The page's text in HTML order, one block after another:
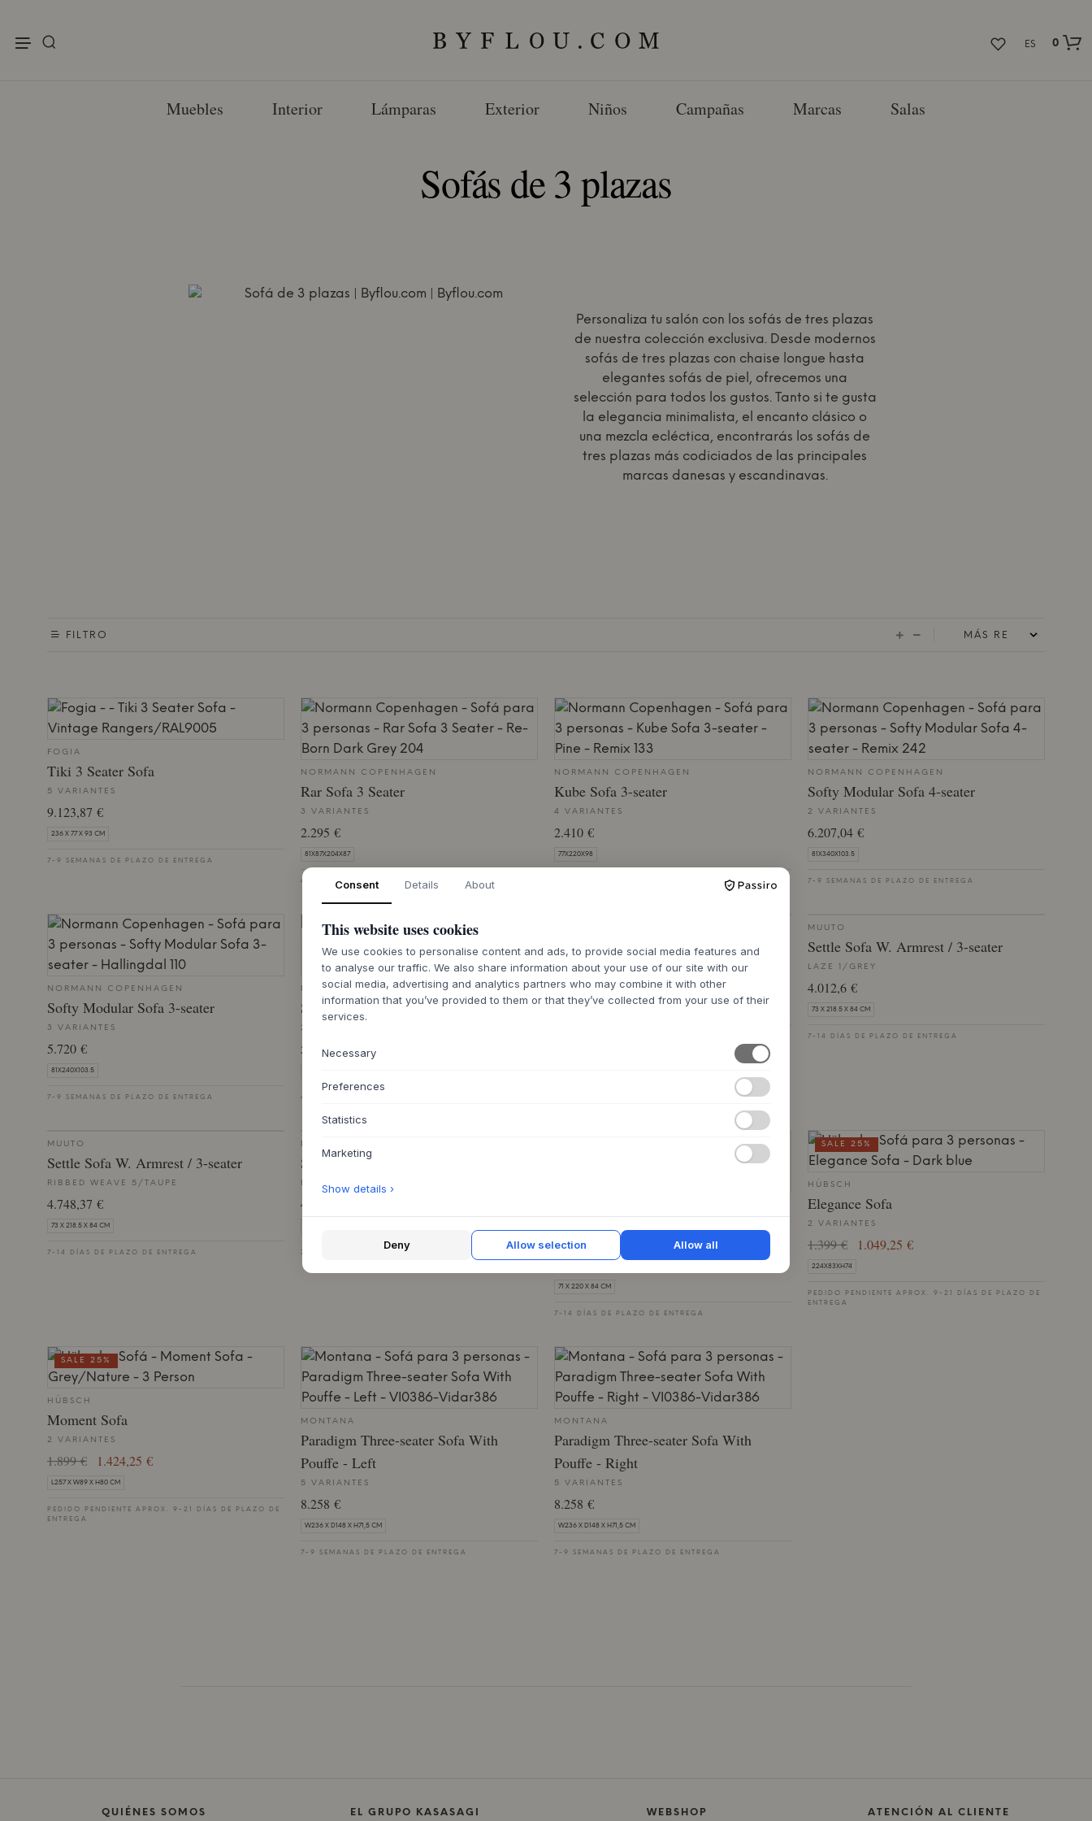
ES
0
Muebles Interior Lámparas Exterior Niños Campañas Marcas Salas
Sofás de 3 plazas
Personaliza tu salón con los sofás de tres plazas
de nuestra colección exclusiva. Desde modernos
sofás de tres plazas con chaise longue hasta
elegantes sofás de piel, ofrecemos una
selección para todos los gustos. Tanto si te gusta
la elegancia minimalista, el encanto clásico o
una mezcla ecléctica, encontrarás los sofás de
tres plazas más codiciados de las principales
marcas danesas y escandinavas.
FILTRO
FOGIA
Tiki 3 Seater Sofa
5 VARIANTES
9.123,87 €
236 X 77 X 93 CM
7-9 SEMANAS DE PLAZO DE ENTREGA
NORMANN COPENHAGEN
Rar Sofa 3 Seater
3 VARIANTES
2.295 €
81X87X204X87
4-6 SEMANAS DE PLAZO DE ENTREGA
NORMANN COPENHAGEN
Kube Sofa 3-seater
4 VARIANTES
2.410 €
77X220X98
NORMANN COPENHAGEN
Softy Modular Sofa 4-seater
2 VARIANTES
6.207,04 €
81X340X103.5
7-9 SEMANAS DE PLAZO DE ENTREGA
NORMANN COPENHAGEN
Softy Modular Sofa 3-seater
3 VARIANTES
5.720 €
81X240X103.5
7-9 SEMANAS DE PLAZO DE ENTREGA
NORMANN COPENHAGEN
Swell Modular Sofa 3-seater
2 VARIANTES
5.335 €
4-6 SEMANAS DE PLAZO DE ENTREGA
Rest Sofa / 3,5-seater
HEARTH 6/BLACK - 3-SEATER
5.350,36 €
MUUTO
Settle Sofa W. Armrest / 3-seater
LAZE 1/GREY
4.012,6 €
73 X 218.5 X 84 CM
7-14 DÍAS DE PLAZO DE ENTREGA
MUUTO
Settle Sofa W. Armrest / 3-seater
RIBBED WEAVE 5/TAUPE
4.748,37 €
73 X 218.5 X 84 CM
7-14 DÍAS DE PLAZO DE ENTREGA
Settle Sofa W. Armrest / 3-seater
4.748,37 €
7-14 DÍAS DE PLAZO DE ENTREGA
Outline Sofa / 3-seater
3 VARIANTES
3.544,39 €
71 X 220 X 84 CM
7-14 DÍAS DE PLAZO DE ENTREGA
HÜBSCH
Elegance Sofa
2 VARIANTES
1.399 € 1.049,25 €
224X83XH74
PEDIDO PENDIENTE APROX. 9-21 DÍAS DE PLAZO DE
ENTREGA
SALE 25%
HÜBSCH
Moment Sofa
2 VARIANTES
1.899 € 1.424,25 €
L257 X W89 X H80 CM
PEDIDO PENDIENTE APROX. 9-21 DÍAS DE PLAZO DE
ENTREGA
SALE 25%
MONTANA
Paradigm Three-seater Sofa With
Pouffe - Left
5 VARIANTES
8.258 €
W236 X D148 X H71,5 CM
7-9 SEMANAS DE PLAZO DE ENTREGA
MONTANA
Paradigm Three-seater Sofa With
Pouffe - Right
5 VARIANTES
8.258 €
W236 X D148 X H71,5 CM
7-9 SEMANAS DE PLAZO DE ENTREGA
QUIÉNES SOMOS EL GRUPO KASASAGI WEBSHOP ATENCIÓN AL CLIENTE
Consent Details About
This website uses cookies
We use cookies to personalise content and ads, to provide social media features and
to analyse our traffic. We also share information about your use of our site with our
social media, advertising and analytics partners who may combine it with other
information that you’ve provided to them or that they’ve collected from your use of their
services.
Necessary
Preferences
Statistics
Marketing
Show details ›
Deny Allow selection Allow all